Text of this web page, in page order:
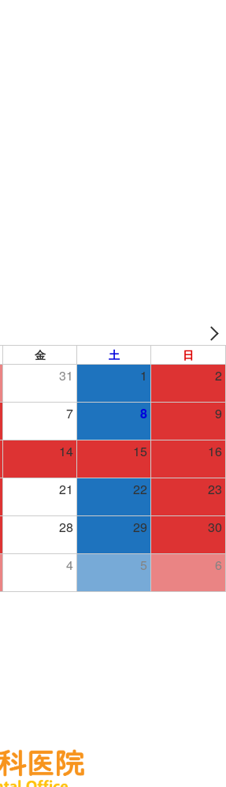
金 土 日
31 1 2
7 8 9
14 15 16
21 22 23
28 29 30
4 5 6